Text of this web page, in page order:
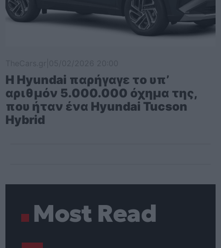
Η Hyundai παρήγαγε το υπ’
αριθμόν 5.000.000 όχημα της,
που ήταν ένα Hyundai Tucson
Hybrid
Most Read